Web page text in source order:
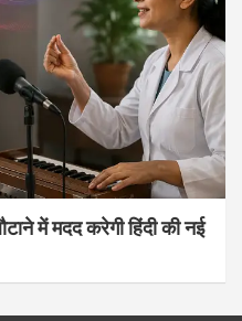
में मदद करेगी हिंदी की नई